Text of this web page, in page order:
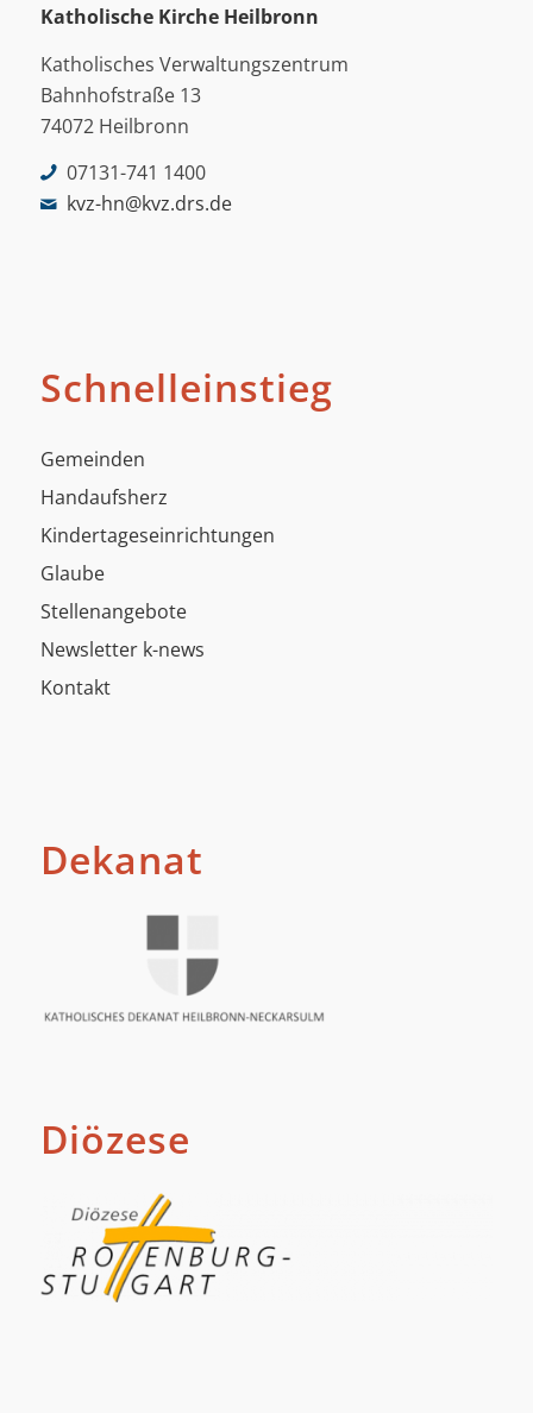
Katholische Kirche Heilbronn
Katholisches Verwaltungszentrum
Bahnhofstraße 13
74072 Heilbronn
07131-741 1400
kvz-hn@kvz.drs.de
Schnelleinstieg
Gemeinden
Handaufsherz
Kindertageseinrichtungen
Glaube
Stellenangebote
Newsletter k-news
Kontakt
Dekanat
Diözese